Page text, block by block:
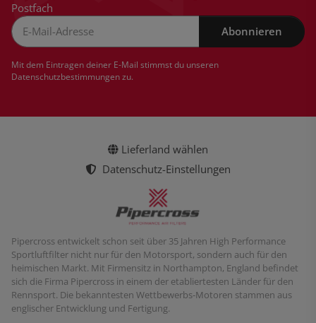
Postfach
Abonnieren
Mit dem Eintragen deiner E-Mail stimmst du unseren
Datenschutzbestimmungenzu.
Lieferland wählen
Datenschutz-Einstellungen
Pipercross entwickelt schon seit über 35 Jahren High Performance
Sportluftfilter nicht nur für den Motorsport, sondern auch für den
heimischen Markt. Mit Firmensitz in Northampton, England befindet
sich die Firma Pipercross in einem der etabliertesten Länder für den
Rennsport. Die bekanntesten Wettbewerbs-Motoren stammen aus
englischer Entwicklung und Fertigung.